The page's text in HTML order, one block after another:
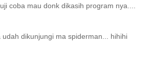
coba mau donk dikasih program nya....
udah dikunjungi ma spiderman... hihihi